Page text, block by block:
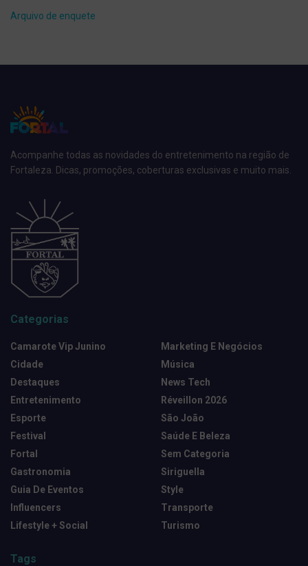
Arquivo de enquete
Acompanhe todas as novidades do entretenimento na região de
Fortaleza. Dicas, promoções, coberturas exclusivas e muito mais.
Categorias
Camarote Vip Junino
Cidade
Destaques
Entretenimento
Esporte
Festival
Fortal
Gastronomia
Guia De Eventos
Influencers
Lifestyle + Social
Marketing E Negócios
Música
News Tech
Réveillon 2026
São João
Saúde E Beleza
Sem Categoria
Siriguella
Style
Transporte
Turismo
Tags